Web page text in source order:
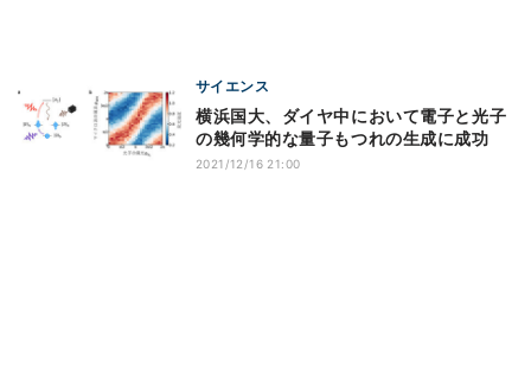
サイエンス
横浜国大、ダイヤ中において電子と光子
の幾何学的な量子もつれの生成に成功
2021/12/16 21:00